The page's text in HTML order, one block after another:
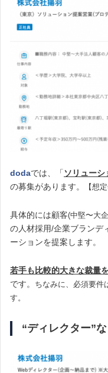
dodaでは、「 ソリュー
の募集があります。
【想
具体的には顧客(中堅〜大
の人材採用/企業ブランデ
ーションを提案します。
若手も比較的大きな裁量
です。 ちなみに、必須要件
す。
“ディレクター”